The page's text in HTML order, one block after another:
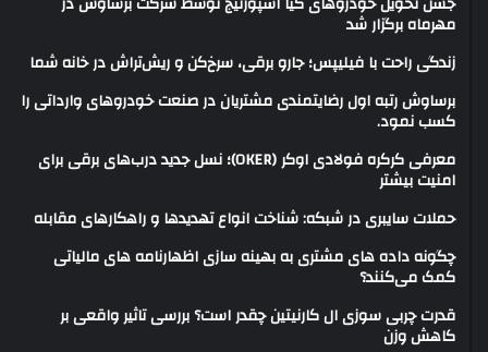
مهرماه برگزار شد
زندگی راحت با فیلیپس؛ جارو برقی، سرخ‌کن و ریش‌تراش در خانه شما
برساوش رتبه اول رضایتمندی مشتریان در صنعت خودروهای وارداتی را
کسب نمود.
معرفی کرکره فولادی اوکر (OKER)؛ نسل جدید درب‌های برقی برای
امنیت بیشتر
حملات سایبری در شبکه: شناخت انواع تهدیدها و راهکارهای مقابله
چگونه داده های مشتری به بهینه سازی اظهارنامه های مالیاتی
کمک می‌کنند؟
قدرت چربی سوزی ال کارنیتین چقدر است؟ بررسی تاثیر واقعی بر
کاهش وزن